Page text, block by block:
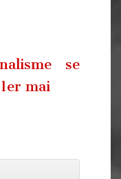
se
mai